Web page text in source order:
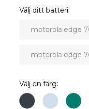
Välj ditt batteri
motorola edge
motorola edge
Välj en färg